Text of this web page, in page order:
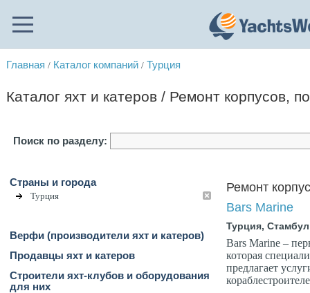
Главная / Каталог компаний / Турция
Каталог яхт и катеров / Ремонт корпусов,
Поиск по разделу:
Страны и города
Турция
Верфи (производители яхт и катеров)
Продавцы яхт и катеров
Строители яхт-клубов и оборудования
для них
Ремонт
Bars Marine
Турция, Стамбул
Bars Marine –
которая
предлагает